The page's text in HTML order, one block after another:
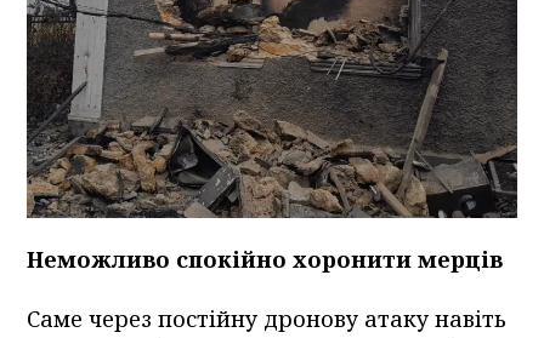
Неможливо спокійно хоронити мерців
Саме через постійну дронову атаку навіть